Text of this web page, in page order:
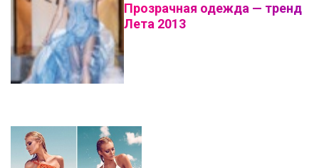
Прозрачная одежда — тренд
Лета 2013